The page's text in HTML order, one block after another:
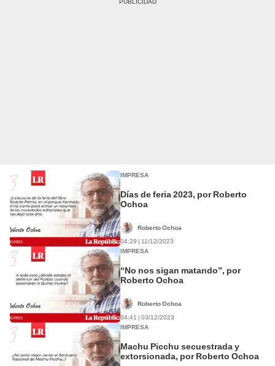
IMPRESA
Días de feria 2023, por Roberto
Ochoa
Roberto Ochoa
04:29 | 11/12/2023
IMPRESA
“No nos sigan matando”, por
Roberto Ochoa
Roberto Ochoa
04:41 | 03/12/2023
IMPRESA
Machu Picchu secuestrada y
extorsionada, por Roberto Ochoa